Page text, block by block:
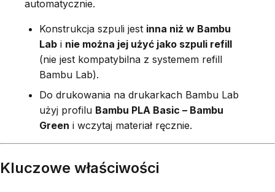
automatycznie.
Konstrukcja szpuli jest inna niż w Bambu
Lab i nie można jej użyć jako szpuli refill
(nie jest kompatybilna z systemem refill
Bambu Lab).
Do drukowania na drukarkach Bambu Lab
użyj profilu Bambu PLA Basic – Bambu
Green i wczytaj materiał ręcznie.
Kluczowe właściwości